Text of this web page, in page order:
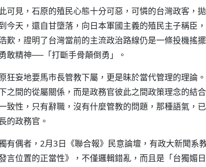
可見，石原的殖民心態十分可惡，可憐的台灣政客，
今天，還自甘墮落，向日本軍國主義的殖民主子稱臣
歎，證明了台灣當前的主流政治路線仍是一條投機搖
敢精神──「打斷手骨顛倒勇」。
狂妄地要馬市長管教下屬，更是昧於當代管理的理論
之間的從屬關係，而是政務官彼此之間政策理念的結
致性，只有辭職，沒有什麼管教的問題，那種語氣，
的政務官。
有偶者，2月3日《聯合報》民意論壇，有政大新聞系
言位置的正當性》，不僅邏輯錯亂，而且是「台獨媚